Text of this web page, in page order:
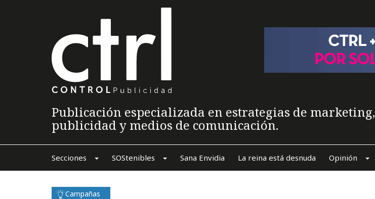
Publicación especializada en estrategias de marketing,
publicidad y medios de comunicación.
Secciones SOStenibles Sana Envidia La reina está desnuda Opinión
Campañas